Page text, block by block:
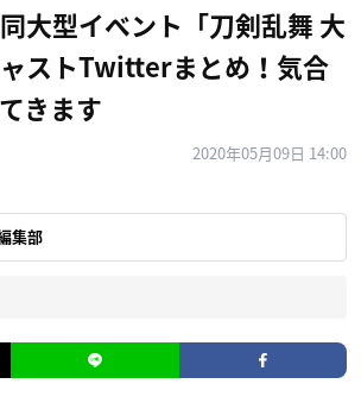
大型イベント「刀剣乱舞 大
ストTwitterまとめ！気合
きます
2020年05月09日 14:00
集部